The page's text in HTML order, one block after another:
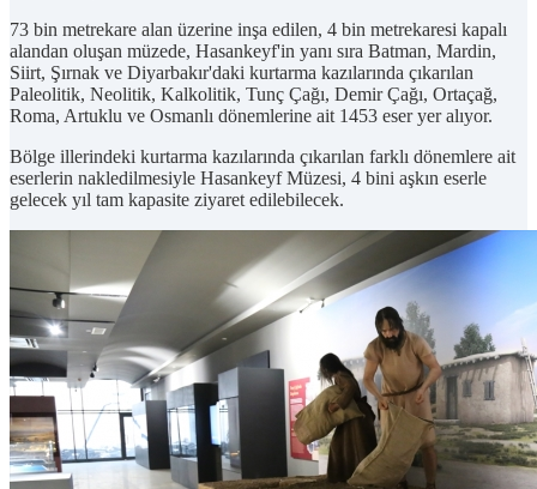
73 bin metrekare alan üzerine inşa edilen, 4 bin metrekaresi kapalı
alandan oluşan müzede, Hasankeyf'in yanı sıra Batman, Mardin,
Siirt, Şırnak ve Diyarbakır'daki kurtarma kazılarında çıkarılan
Paleolitik, Neolitik, Kalkolitik, Tunç Çağı, Demir Çağı, Ortaçağ,
Roma, Artuklu ve Osmanlı dönemlerine ait 1453 eser yer alıyor.
Bölge illerindeki kurtarma kazılarında çıkarılan farklı dönemlere ait
eserlerin nakledilmesiyle Hasankeyf Müzesi, 4 bini aşkın eserle
gelecek yıl tam kapasite ziyaret edilebilecek.